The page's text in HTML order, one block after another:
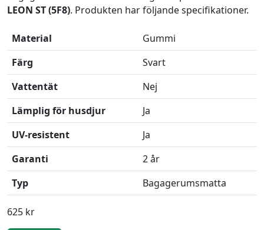
LEON ST (5F8). Produkten har följande specifikationer.
Material
Gummi
Färg
Svart
Vattentät
Nej
Lämplig för husdjur
Ja
UV-resistent
Ja
Garanti
2 år
Typ
Bagagerumsmatta
625 kr